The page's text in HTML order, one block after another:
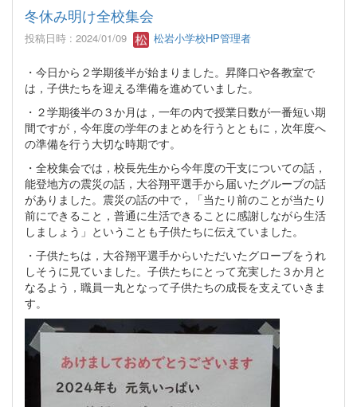
冬休み明け全校集会
投稿日時 : 2024/01/09 松岩小学校HP管理者
・今日から２学期後半が始まりました。昇降口や各教室で
は，子供たちを迎える準備を進めていました。
・２学期後半の３か月は，一年の内で授業日数が一番短い期
間ですが，今年度の学年のまとめを行うとともに，次年度へ
の準備を行う大切な時期です。
・全校集会では，校長先生から今年度の干支についての話，
能登地方の震災の話，大谷翔平選手から届いたグルーブの話
がありました。震災の話の中で，「当たり前のことが当たり
前にできること，普通に生活できることに感謝しながら生活
しましょう」ということも子供たちに伝えていました。
・子供たちは，大谷翔平選手からいただいたグローブをうれ
しそうに見ていました。子供たちにとって充実した３か月と
なるよう，職員一丸となって子供たちの成長を支えていきま
す。